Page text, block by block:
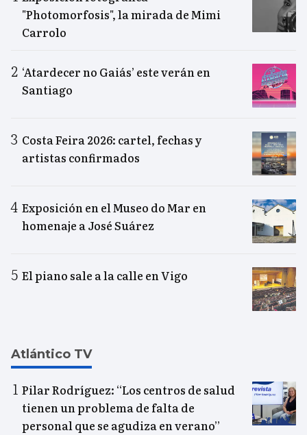
"Photomorfosis", la mirada de Mimi
Carrolo
‘Atardecer no Gaiás’ este verán en
Santiago
Costa Feira 2026: cartel, fechas y
artistas confirmados
Exposición en el Museo do Mar en
homenaje a José Suárez
El piano sale a la calle en Vigo
Atlántico TV
Pilar Rodríguez: “Los centros de salud
tienen un problema de falta de
personal que se agudiza en verano”